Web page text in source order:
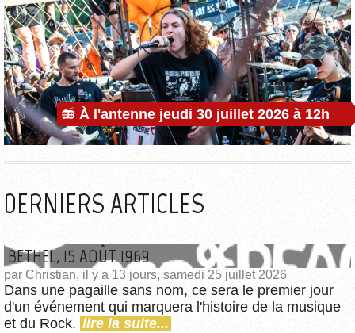
À l'antenne jeudi 30 juillet 2026 à 12h
DERNIERS ARTICLES
BETHEL, 15 AOÛT 1969
par Christian, il y a 13 jours, samedi 25 juillet 2026
Dans une pagaille sans nom, ce sera le premier jour
d'un événement qui marquera l'histoire de la musique
et du Rock. lire la suite...